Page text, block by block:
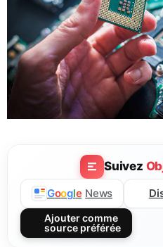
Suivez
Google News
Ajouter comme
source préférée